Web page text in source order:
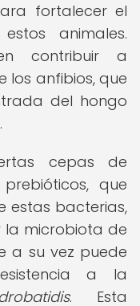
fortalecer el
animales.
contribuir a
los anfibios, que
del hongo
cepas de
que
estas bacterias,
microbiota de
a su vez puede
a la
. Esta